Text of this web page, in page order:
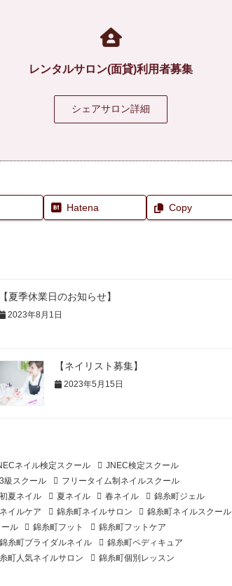
レンタルサロン(面貸)利用者募集
シェアサロン詳細
Hatena Copy
【夏季休業日のお知らせ】
2023年8月1日
【ネイリスト募集】
2023年5月15日
ネイル検定スクール
JNEC検定スクール
級スクール
フリータイム制ネイルスクール
初夏ネイル 夏ネイル 春ネイル
錦糸町ジェル
イルケア 錦糸町ネイルサロン
錦糸町ネイルスクール
ル 錦糸町フット
錦糸町フットケア
錦糸町ブライダルネイル
錦糸町ペディキュア
町人気ネイルサロン
錦糸町個別レッスン